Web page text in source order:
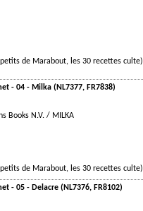
de Marabout, les 30 recettes culte)
- 04 - Milka (NL7377, FR7838)
Books N.V. / MILKA
de Marabout, les 30 recettes culte)
- 05 - Delacre (NL7376, FR8102)